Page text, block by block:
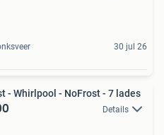
30 jul 26
- Whirlpool - NoFrost - 7 lades
Details